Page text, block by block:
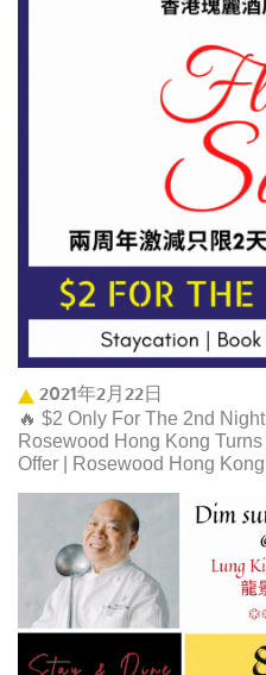
2021年2月22日
🔥 $2 Only For The 2nd
Rosewood Hong Kong
Offer | Rosewood Hong Kong ​